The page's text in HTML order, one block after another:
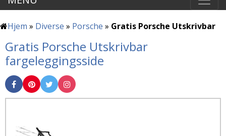
Hjem » Diverse » Porsche » Gratis Porsche Utskrivbar
Gratis Porsche Utskrivbar
fargeleggingsside